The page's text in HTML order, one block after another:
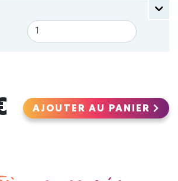
AJOUTER AU PANIER